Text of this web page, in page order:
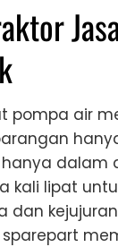
pompa air
lipat